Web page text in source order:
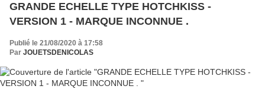
GRANDE ECHELLE TYPE HOTCHKISS -
VERSION 1 - MARQUE INCONNUE .
Publié le 21/08/2020 à 17:58
Par JOUETSDENICOLAS